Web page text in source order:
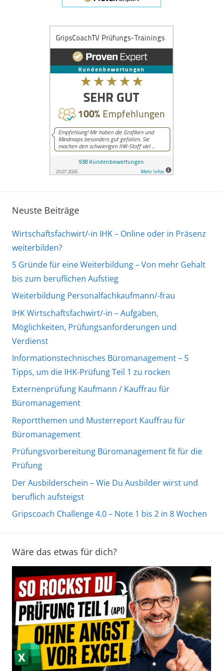
Neuste Beiträge
Wirtschaftsfachwirt/-in IHK – Online oder in Präsenz
weiterbilden?
5 Gründe für eine Weiterbildung – Von mehr Gehalt
bis zum beruflichen Aufstieg
Weiterbildung Personalfachkaufmann/-frau
IHK Wirtschaftsfachwirt/-in – Aufgaben,
Möglichkeiten, Prüfungsanforderungen und
Verdienst
Informationstechnisches Büromanagement – 5
Tipps, um die IHK-Prüfung Teil 1 zu rocken
Externenprüfung Kaufmann / Kauffrau für
Büromanagement
Reportthemen und Musterreport Kauffrau für
Büromanagement
Prüfungsvorbereitung Büromanagement fit für die
Prüfung
Der Ausbilderschein – Wie Du Ausbilder wirst und
beruflich aufsteigst
Gripscoach Challenge 4.0 – Note 1 bis 2 in 8 Wochen
Wäre das etwas für dich?